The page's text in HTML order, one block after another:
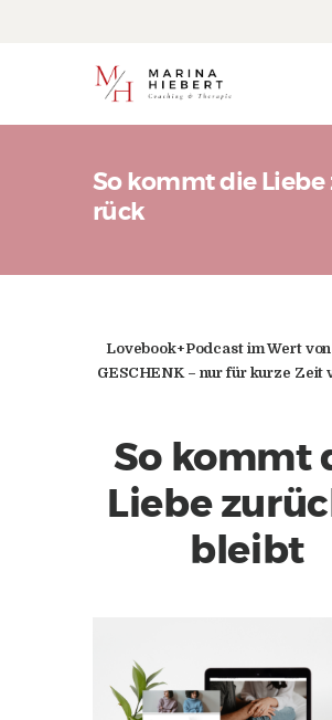
So kommt die Liebe
rück
Angebot
Über mich
Lovebook+Podcast im Wert
GESCHENK – nur für kurze Zeit
So kommt
Liebe
bleibt